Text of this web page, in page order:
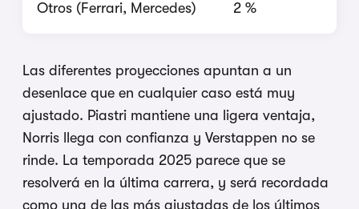
Otros (Ferrari, Mercedes) 2 %
Las diferentes proyecciones apuntan a un
desenlace que en cualquier caso está muy
ajustado. Piastri mantiene una ligera ventaja,
Norris llega con confianza y Verstappen no se
rinde. La temporada 2025 parece que se
resolverá en la última carrera, y será recordada
como una de las más ajustadas de los últimos